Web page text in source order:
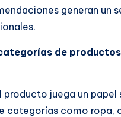
generan un
de
juega un papel
categorías como ropa,